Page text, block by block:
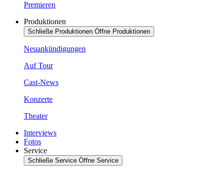
Premieren
Produktionen
Schließe Produktionen Öffne Produktionen
Neuankündigungen
Auf Tour
Cast-News
Konzerte
Theater
Interviews
Fotos
Service
Schließe Service Öffne Service